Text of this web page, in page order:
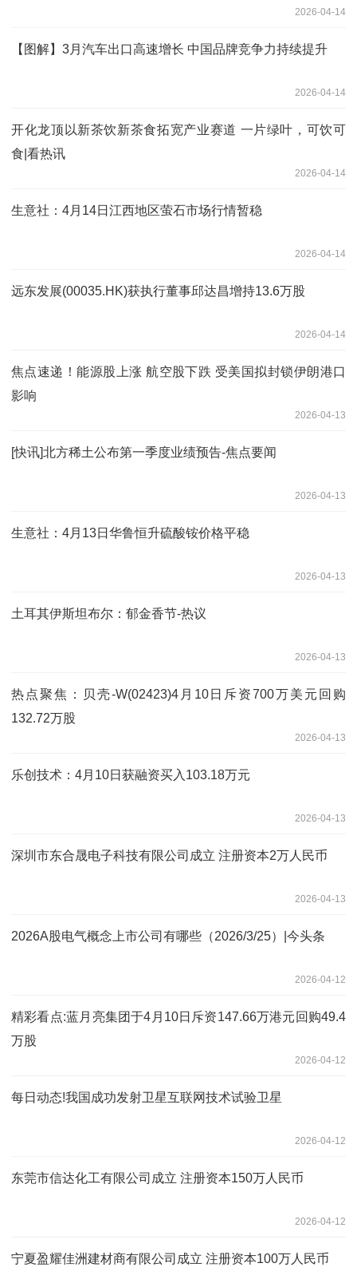
2026-04-14
【图解】3月汽车出口高速增长 中国品牌竞争力持续提升
2026-04-14
开化龙顶以新茶饮新茶食拓宽产业赛道 一片绿叶，可饮可
食|看热讯
2026-04-14
生意社：4月14日江西地区萤石市场行情暂稳
2026-04-14
远东发展(00035.HK)获执行董事邱达昌增持13.6万股
2026-04-14
焦点速递！能源股上涨 航空股下跌 受美国拟封锁伊朗港口
影响
2026-04-13
[快讯]北方稀土公布第一季度业绩预告-焦点要闻
2026-04-13
生意社：4月13日华鲁恒升硫酸铵价格平稳
2026-04-13
土耳其伊斯坦布尔：郁金香节-热议
2026-04-13
热点聚焦：贝壳-W(02423)4月10日斥资700万美元回购
132.72万股
2026-04-13
乐创技术：4月10日获融资买入103.18万元
2026-04-13
深圳市东合晟电子科技有限公司成立 注册资本2万人民币
2026-04-13
2026A股电气概念上市公司有哪些（2026/3/25）|今头条
2026-04-12
精彩看点:蓝月亮集团于4月10日斥资147.66万港元回购49.4
万股
2026-04-12
每日动态!我国成功发射卫星互联网技术试验卫星
2026-04-12
东莞市信达化工有限公司成立 注册资本150万人民币
2026-04-12
宁夏盈耀佳洲建材商有限公司成立 注册资本100万人民币